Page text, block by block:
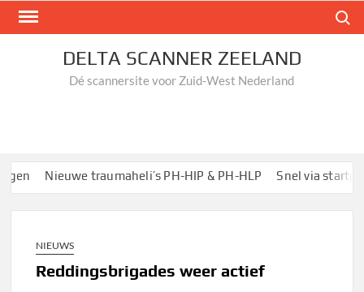
Zoek
DELTA SCANNER ZEELAND
Dé scannersite voor Zuid-West Nederland
Nieuwe traumaheli’s PH-HIP & PH-HLP Snel via
NIEUWS
Reddingsbrigades weer actief